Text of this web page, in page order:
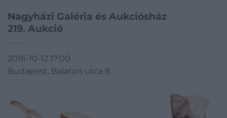
Nagyházi Galéria és Aukciósház
219. Aukció
2016-10-12 17:00
Budapest, Balaton utca 8.